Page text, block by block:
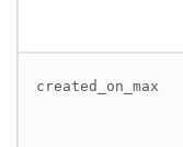
created_on_max